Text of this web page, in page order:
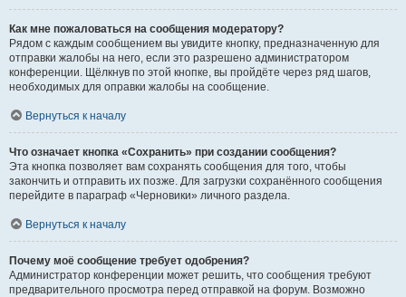
Как мне пожаловаться на сообщения модератору?
Рядом с каждым сообщением вы увидите кнопку, предназначенную для
отправки жалобы на него, если это разрешено администратором
конференции. Щёлкнув по этой кнопке, вы пройдёте через ряд шагов,
необходимых для оправки жалобы на сообщение.
Вернуться к началу
Что означает кнопка «Сохранить» при создании сообщения?
Эта кнопка позволяет вам сохранять сообщения для того, чтобы
закончить и отправить их позже. Для загрузки сохранённого сообщения
перейдите в параграф «Черновики» личного раздела.
Вернуться к началу
Почему моё сообщение требует одобрения?
Администратор конференции может решить, что сообщения требуют
предварительного просмотра перед отправкой на форум. Возможно